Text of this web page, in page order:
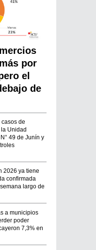
por
el
de
de
Unidad
49 de Junín y
2026 ya tiene
confirmada
largo de
a municipios
poder
7,3% en